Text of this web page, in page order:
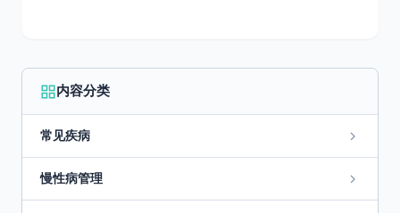
内容分类
常见疾病
慢性病管理